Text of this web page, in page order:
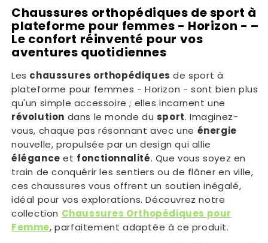
Chaussures orthopédiques de sport à
plateforme pour femmes - Horizon - –
Le confort réinventé pour vos
aventures quotidiennes
Les chaussures orthopédiques de sport à
plateforme pour femmes - Horizon - sont bien plus
qu'un simple accessoire ; elles incarnent une
révolution dans le monde du sport. Imaginez-
vous, chaque pas résonnant avec une énergie
nouvelle, propulsée par un design qui allie
élégance et fonctionnalité. Que vous soyez en
train de conquérir les sentiers ou de flâner en ville,
ces chaussures vous offrent un soutien inégalé,
idéal pour vos explorations. Découvrez notre
collection Chaussures Orthopédiques pour
Femme, parfaitement adaptée à ce produit.